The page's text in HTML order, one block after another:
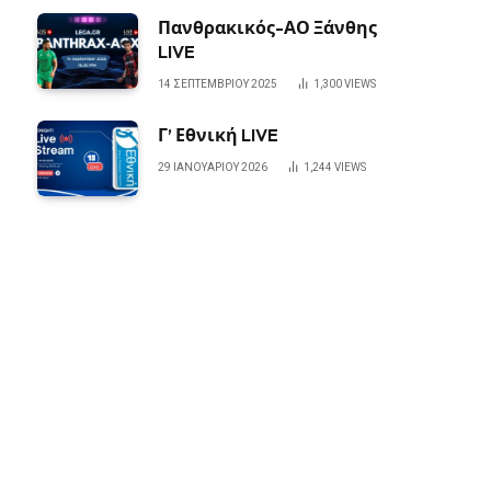
Πανθρακικός-ΑΟ Ξάνθης
LIVE
14 ΣΕΠΤΕΜΒΡΊΟΥ 2025 1,300VIEWS
Γ’ Εθνική LIVE
29 ΙΑΝΟΥΑΡΊΟΥ 2026 1,244 VIEWS